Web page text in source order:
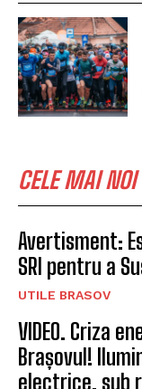
CELE MAI
Avertisment:
SRI pentru a
UTILE BRASOV
VIDEO. Criza
Brașovul!
electrice, sub